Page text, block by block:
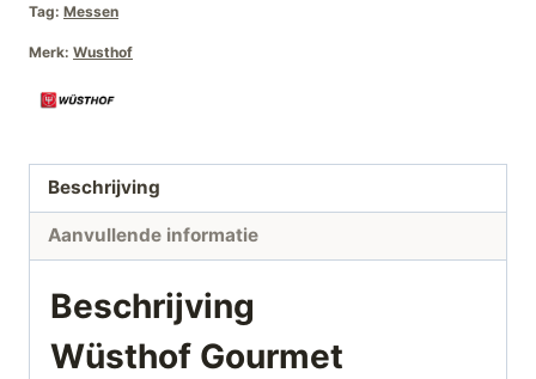
Tag: Messen
Merk: Wusthof
Beschrijving
Aanvullende informatie
Beschrijving
Wüsthof Gourmet